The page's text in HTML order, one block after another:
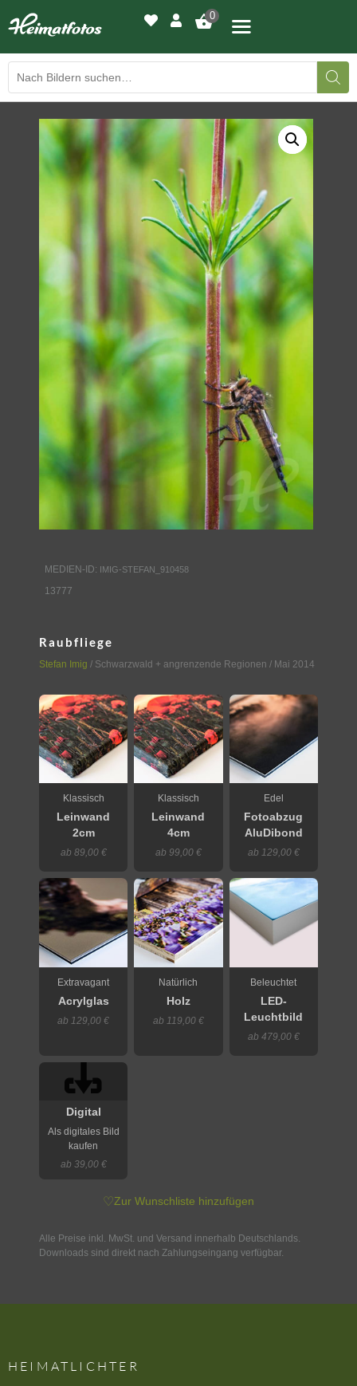
0
BILDERGALERIE
DRUCKQUALITÄTEN
LED-LEUCHTBILDER
WIR DRUCKEN IHR BILD
AUSSTELLUNGEN
HEIMATLICHTER
KONTAKT
MEDIEN-ID: IMIG-STEFAN_910458
13777
Raubfliege
Stefan Imig / Schwarzwald + angrenzende Regionen / Mai 2014
Klassisch
Leinwand
2cm
ab 89,00 €
Klassisch
Leinwand
4cm
ab 99,00 €
Edel
Fotoabzug
AluDibond
ab 129,00 €
Extravagant
Acrylglas
ab 129,00 €
Natürlich
Holz
ab 119,00 €
Beleuchtet
LED-
Leuchtbild
ab 479,00 €
Digital
Als digitales Bild
kaufen
ab 39,00 €
♡Zur Wunschliste hinzufügen
Alle Preise inkl. MwSt. und Versand innerhalb Deutschlands.
Downloads sind direkt nach Zahlungseingang verfügbar.
HEIMATLICHTER